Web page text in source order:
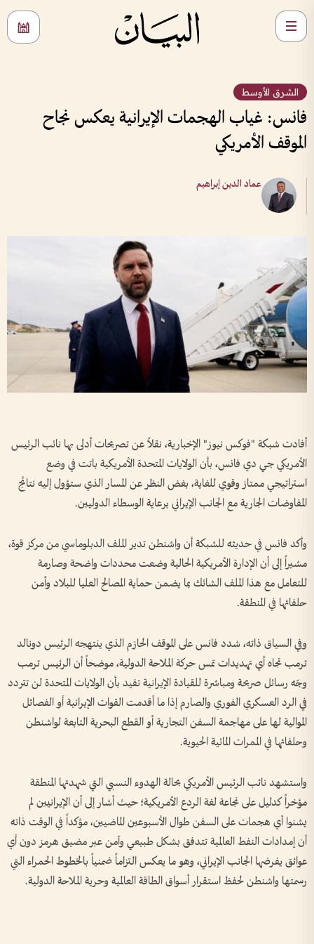
الشرق الأوسط
فانس: غياب الهجمات الإيرانية يعكس نجاح
الموقف الأمريكي
عماد الدين إبراهيم
أفادت شبكة "فوكس نيوز" الإخبارية، نقلاً عن تصريحات أدلى بها نائب الرئيس
الأمريكي جي دي فانس، بأن الولايات المتحدة الأمريكية باتت في وضع
استراتيجي ممتاز وقوي للغاية، بغض النظر عن المسار الذي ستؤول إليه نتائج
المفاوضات الجارية مع الجانب الإيراني برعاية الوسطاء الدوليين.
وأكد فانس في حديثه للشبكة أن واشنطن تدير الملف الدبلوماسي من مركز قوة،
مشيراً إلى أن الإدارة الأمريكية الحالية وضعت محددات واضحة وصارمة
للتعامل مع هذا الملف الشائك بما يضمن حماية المصالح العليا للبلاد وأمن
حلفائها في المنطقة.
وفي السياق ذاته، شدد فانس على الموقف الحازم الذي ينتهجه الرئيس دونالد
ترمب تجاه أي تهديدات تمس حركة الملاحة الدولية، موضحاً أن الرئيس ترمب
وجّه رسائل صريحة ومباشرة للقيادة الإيرانية تفيد بأن الولايات المتحدة لن تتردد
في الرد العسكري الفوري والصارم إذا ما أقدمت القوات الإيرانية أو الفصائل
الموالية لها على مهاجمة السفن التجارية أو القطع البحرية التابعة لواشنطن
وحلفائها في الممرات المائية الحيوية.
واستشهد نائب الرئيس الأمريكي بحالة الهدوء النسبي التي شهدتها المنطقة
مؤخراً كدليل على نجاعة لغة الردع الأمريكية؛ حيث أشار إلى أن الإيرانيين لم
يشنوا أي هجمات على السفن طوال الأسبوعين الماضيين، مؤكداً في الوقت ذاته
أن إمدادات النفط العالمية تتدفق بشكل طبيعي وآمن عبر مضيق هرمز دون أي
عوائق يفرضها الجانب الإيراني، وهو ما يعكس التزاماً ضمنياً بالخطوط الحمراء التي
رسمتها واشنطن لحفظ استقرار أسواق الطاقة العالمية وحرية الملاحة الدولية.